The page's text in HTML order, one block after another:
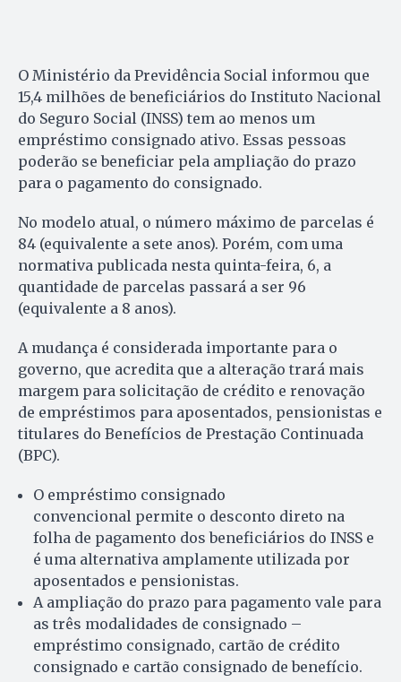
O Ministério da Previdência Social informou que
15,4 milhões de beneficiários do Instituto Nacional
do Seguro Social (INSS) tem ao menos um
empréstimo consignado ativo. Essas pessoas
poderão se beneficiar pela ampliação do prazo
para o pagamento do consignado.
No modelo atual, o número máximo de parcelas é
84 (equivalente a sete anos). Porém, com uma
normativa publicada nesta quinta-feira, 6, a
quantidade de parcelas passará a ser 96
(equivalente a 8 anos).
A mudança é considerada importante para o
governo, que acredita que a alteração trará mais
margem para solicitação de crédito e renovação
de empréstimos para aposentados, pensionistas e
titulares do Benefícios de Prestação Continuada
(BPC).
O empréstimo consignado
convencional permite o desconto direto na
folha de pagamento dos beneficiários do INSS e
é uma alternativa amplamente utilizada por
aposentados e pensionistas.
A ampliação do prazo para pagamento vale para
as três modalidades de consignado –
empréstimo consignado, cartão de crédito
consignado e cartão consignado de benefício.